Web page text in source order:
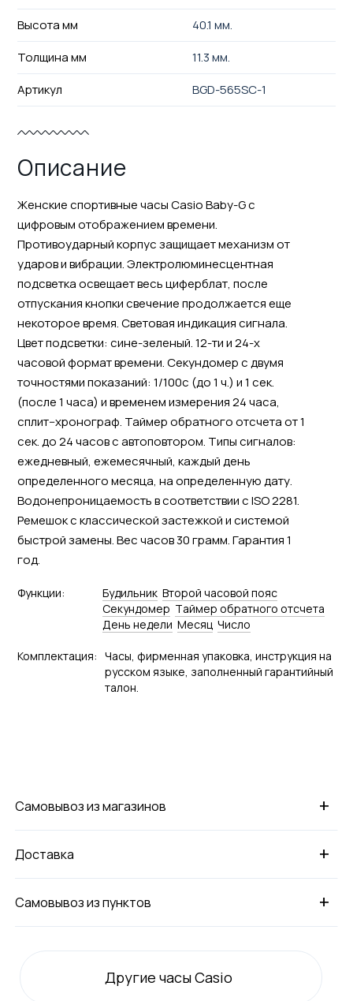
Высота мм
40.1 мм.
Толщина мм
11.3 мм.
Артикул
BGD-565SC-1
Описание
Женские спортивные часы Casio Baby-G с
цифровым отображением времени.
Противоударный корпус защищает механизм от
ударов и вибрации. Электролюминесцентная
подсветка освещает весь циферблат, после
отпускания кнопки свечение продолжается еще
некоторое время. Световая индикация сигнала.
Цвет подсветки: сине-зеленый. 12-ти и 24-х
часовой формат времени. Секундомер с двумя
точностями показаний: 1/100с (до 1 ч.) и 1 сек.
(после 1 часа) и временем измерения 24 часа,
сплит--хронограф. Таймер обратного отсчета от 1
сек. до 24 часов с автоповтором. Типы сигналов:
ежедневный, ежемесячный, каждый день
определенного месяца, на определенную дату.
Водонепроницаемость в соответствии с ISO 2281.
Ремешок с классической застежкой и системой
быстрой замены. Вес часов 30 грамм. Гарантия 1
год.
Функции: Будильник Второй часовой пояс
Секундомер Tаймер обратного отсчета
День недели Месяц Число
Комплектация: Часы, фирменная упаковка, инструкция на
русском языке, заполненный гарантийный
талон.
+
Самовывоз из магазинов
+
Доставка
+
Самовывоз из пунктов
Другие часы Casio